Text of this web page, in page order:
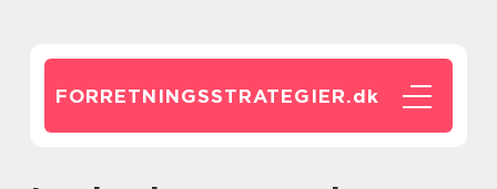
FORRETNINGSSTRATEGIER.dk